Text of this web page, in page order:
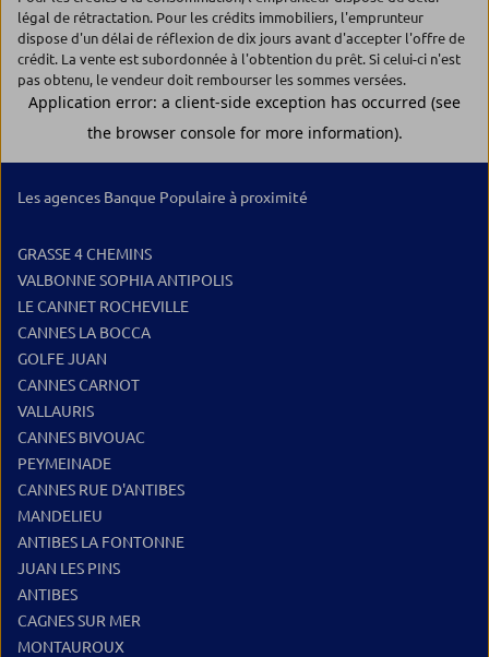
légal de rétractation. Pour les crédits immobiliers, l'emprunteur
dispose d'un délai de réflexion de dix jours avant d'accepter l'offre de
crédit. La vente est subordonnée à l'obtention du prêt. Si celui-ci n'est
pas obtenu, le vendeur doit rembourser les sommes versées.
Les agences Banque Populaire à proximité
GRASSE 4 CHEMINS
VALBONNE SOPHIA ANTIPOLIS
LE CANNET ROCHEVILLE
CANNES LA BOCCA
GOLFE JUAN
CANNES CARNOT
VALLAURIS
CANNES BIVOUAC
PEYMEINADE
CANNES RUE D'ANTIBES
MANDELIEU
ANTIBES LA FONTONNE
JUAN LES PINS
ANTIBES
CAGNES SUR MER
MONTAUROUX